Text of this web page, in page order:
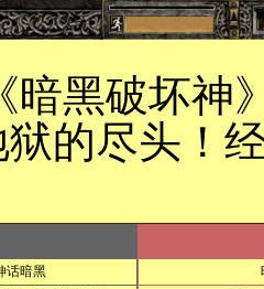
《暗黑破坏
的尽头！
话暗黑